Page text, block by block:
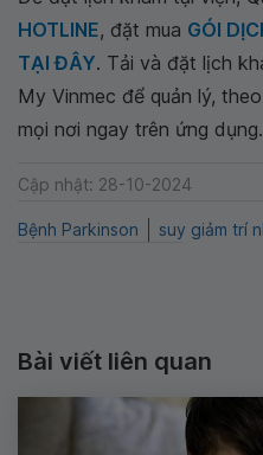
HOTLINE, đặt mua GÓI
TẠI ĐÂY. Tải và đặt lịch
My Vinmec để quản lý,
mọi nơi ngay trên ứng dụng.
Cập nhật: 28-10-2024
Bệnh Parkinson suy giảm trí
Bài viết liên quan